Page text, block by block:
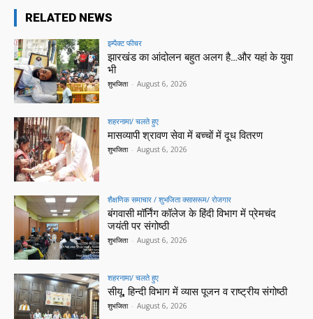
RELATED NEWS
इम्पैक्ट फीचर
झारखंड का आंदोलन बहुत अलग है…और यहां के युवा
भी
शुभजिता - August 6, 2026
शहरनामा/ चलते हुए
मासव्यापी श्रावण सेवा में बच्चों में दूध वितरण
शुभजिता - August 6, 2026
शैक्षणिक समाचार / शुभजिता क्सासरूम/ रोजगार
बंगवासी मॉर्निंग कॉलेज के हिंदी विभाग में प्रेमचंद
जयंती पर संगोष्ठी
शुभजिता - August 6, 2026
शहरनामा/ चलते हुए
सीयू, हिन्दी विभाग में व्यास पूजन व राष्ट्रीय संगोष्ठी
शुभजिता - August 6, 2026